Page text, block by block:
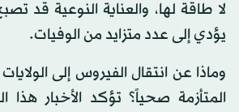
لا طاقة لها، والعناية النوعية قد
يؤدي إلى عدد متزايد من الوفيات.
وماذا عن انتقال الفيروس إلى
المتأزمة صحياً؟ تؤكد الأخبار هذا